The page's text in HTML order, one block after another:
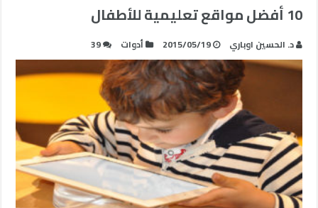
10 أفضل مواقع تعليمية للأطفال
د. الحسين اوباري 2015/05/19 أدوات 39